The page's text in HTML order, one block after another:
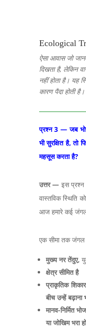
Ecological
ऐसा आवास जो
दिखता है, लेकिन
नहीं होता है। यह
कारण पैदा होती है।
प्रश्न 3 — जब
भी सुरक्षित है,
महसूस करता है?
उत्तर— इस
वास्तविक स्थिति को
आज हमारे कई
एक सीमा तक
मुख्य नर तेंदुए,
क्षेत्र सीमित है
प्राकृतिक
बीच उन्हें
मानव-निर्मित
या जोखिम भरा